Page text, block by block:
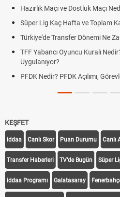
Hazırlık Maçı ve Dostluk Maçı
Süper Lig Kaç Hafta ve Toplam
Türkiye'de Transfer Dönemi Ne
TFF Yabancı Oyuncu Kuralı
Uygulanıyor?
PFDK Nedir? PFDK Açılımı,
KEŞFET
iddaa Canlı Skor Puan Durumu Canlı
Transfer Haberleri TV'de Bugün Süper
iddaa Programı Galatasaray